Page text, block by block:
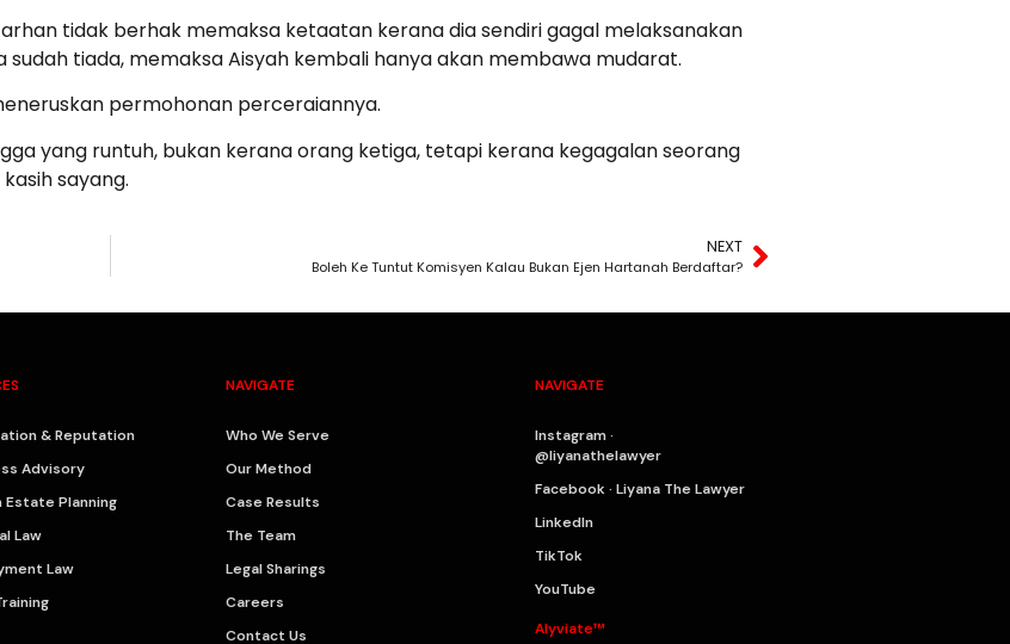
tidak berhak memaksa ketaatan kerana dia sendiri gagal melaksanakan
tiada, memaksa Aisyah kembali hanya akan membawa mudarat.
permohonan perceraiannya.
yang runtuh, bukan kerana orang ketiga, tetapi kerana kegagalan seorang
sayang.
NEXT
Boleh Ke Tuntut Komisyen Kalau Bukan Ejen Hartanah Berdaftar?
& Reputation
Advisory
Estate Planning
Law
Law
NAVIGATE
Who We Serve
Our Method
Case Results
The Team
Legal Sharings
Careers
Contact Us
NAVIGATE
Instagram ·
@liyanathelawyer
Facebook · Liyana The Lawyer
LinkedIn
TikTok
YouTube
Alyviate™